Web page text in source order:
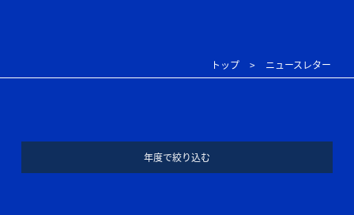
トップ ニュースレター
年度で絞り込む